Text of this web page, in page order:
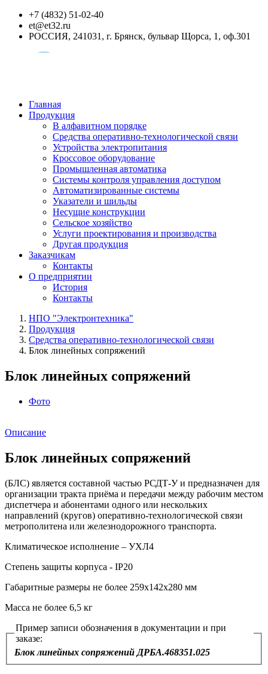
+7 (4832) 51-02-40
et@et32.ru
РОССИЯ, 241031, г. Брянск, бульвар Щорса, 1, оф.301
Главная
Продукция
В алфавитном порядке
Средства оперативно-технологической связи
Устройства электропитания
Кроссовое оборудование
Промышленная автоматика
Системы контроля управления доступом
Автоматизированные системы
Указатели и шильды
Несущие конструкции
Сельское хозяйство
Услуги проектирования и производства
Другая продукция
Заказчикам
Контакты
О предприятии
История
Контакты
НПО "Электронтехника"
Продукция
Средства оперативно-технологической связи
Блок линейных сопряжений
Блок линейных сопряжений
Фото
Описание
Блок линейных сопряжений
(БЛС) является составной частью РСДТ-У и предназначен для
организации тракта приёма и передачи между рабочим местом
диспетчера и абонентами одного или нескольких
направлений (кругов) оперативно-технологической связи
метрополитена или железнодорожного транспорта.
Климатическое исполнение – УХЛ4
Степень защиты корпуса - IP20
Габаритные размеры не более 259х142х280 мм
Масса не более 6,5 кг
Пример записи обозначения в документации и при
заказе:
Блок линейных сопряжений ДРБА.468351.025